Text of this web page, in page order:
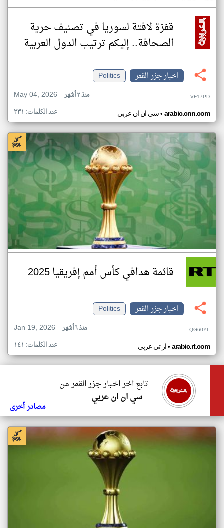
قفزة لافتة لسوريا في تصنيف حرية
الصحافة.. إليكم ترتيب الدول العربية
اخبار جزر القمر
Politics
May 04, 2026
منذ ٣ أشهر VF17PD
سي ان ان عربي• arabic.cnn.com عدد الكلمات: ٢٣١
قائمة هدافي كأس أمم إفريقيا 2025
اخبار جزر القمر
Politics
Jan 19, 2026
منذ ٦ أشهر QG60YL
ار تي عربي• arabic.rt.com عدد الكلمات: ١٤١
تابع اخر اخبار جزر القمر من
سي ان ان عربي
مصادر أخرى